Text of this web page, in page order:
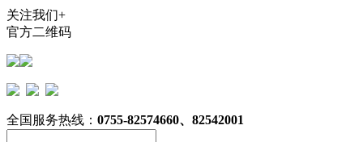
关注我们+
官方二维码
全国服务热线： 0755-82574660、82542001